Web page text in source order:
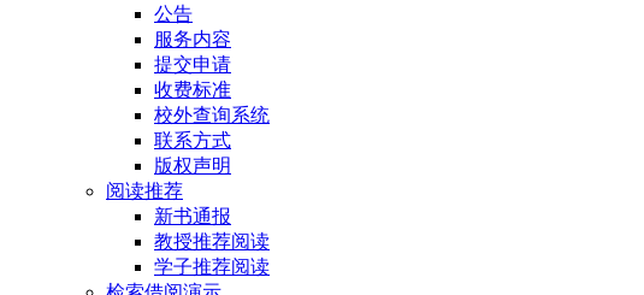
公告
服务内容
提交申请
收费标准
校外查询系统
联系方式
版权声明
阅读推荐
新书通报
教授推荐阅读
学子推荐阅读